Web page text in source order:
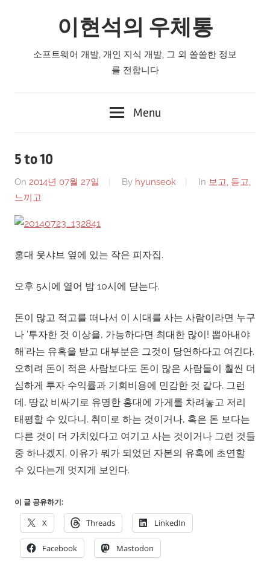
이현석의 우체통
소프트웨어 개발, 개인 지식 개발, 그 외 쏠쏠한 정보
를 전합니다
Menu
5 to 10
On 2014년 07월 27일 By hyunseok In 보고, 듣고,
느끼고
홍대 웃샤브 옆에 있는 작은 피자집.
오후 5시에 열어 밤 10시에 닫는다.
돈이 많고 적고를 떠나서 이 시대를 사는 사람이라면 누구
나 ‘투자한 것 이상을, 가능하다면 최대한 많이! 뽑아내야
해’라는 유혹을 받고 대부분은 그것이 당연하다고 여긴다.
오히려 돈이 적은 사람보다도 돈이 많은 사람들이 훨씬 더
심하게 투자 수익률과 기회비용에 민감한 것 같다. 그런
데, 땅값 비싸기로 유명한 홍대에 가게를 차려놓고 저리
태평할 수 있다니. 취미로 하는 것이거나, 혹은 돈 보다는
다른 것이 더 가치있다고 여기고 사는 것이거나 그런 것들
중 하나겠지. 이유가 뭐가 되었던 자본의 유혹에 초연할
수 있다는게 멋지게 보인다.
이 글 공유하기:
X Threads LinkedIn
Facebook Mastodon